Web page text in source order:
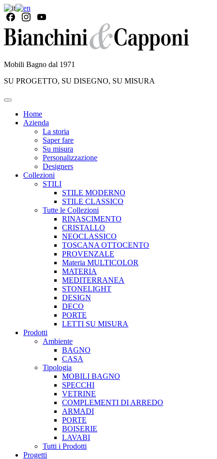
Mobili Bagno dal 1971
SU PROGETTO, SU DISEGNO, SU MISURA
Home
Azienda
La storia
Saper fare
Su misura
Personalizzazione
Designers
Collezioni
STILI
STILE MODERNO
STILE CLASSICO
Tutte le Collezioni
RINASCIMENTO
CRISTALLO
NEOCLASSICO
TOSCANA OTTOCENTO
PROVENZALE
Materia MULTICOLOR
MATERIA
MEDITERRANEA
STONELIGHT
DESIGN
DECO
PORTE
LETTI SU MISURA
Prodotti
Ambiente
BAGNO
CASA
Tipologia
MOBILI BAGNO
SPECCHI
VETRINE
COMPLEMENTI DI ARREDO
ARMADI
PORTE
BOISERIE
LAVABI
Tutti i Prodotti
Progetti